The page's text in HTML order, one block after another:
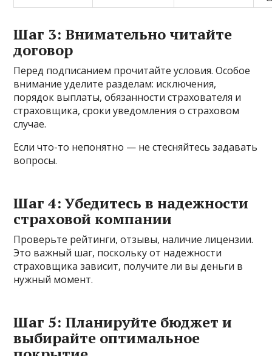
Шаг 3: Внимательно читайте
договор
Перед подписанием прочитайте условия. Особое
внимание уделите разделам: исключения,
порядок выплаты, обязанности страхователя и
страховщика, сроки уведомления о страховом
случае.
Если что-то непонятно — не стесняйтесь задавать
вопросы.
Шаг 4: Убедитесь в надежности
страховой компании
Проверьте рейтинги, отзывы, наличие лицензии.
Это важный шаг, поскольку от надежности
страховщика зависит, получите ли вы деньги в
нужный момент.
Шаг 5: Планируйте бюджет и
выбирайте оптимальное